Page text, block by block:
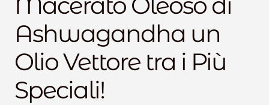
Aggiornamento
Percorsi Specialistici
Ashwagandha un
Olio Vettore tra i Più
Speciali!